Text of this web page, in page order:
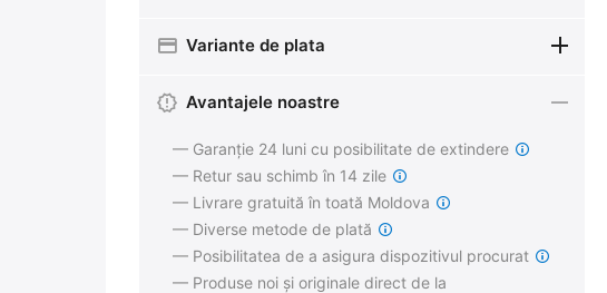
Variante de plata
Avantajele noastre
— Garanție 24 luni cu posibilitate de extindere
— Retur sau schimb în 14 zile
— Livrare gratuită în toată Moldova
— Diverse metode de plată
— Posibilitatea de a asigura dispozitivul procurat
— Produse noi și originale direct de la